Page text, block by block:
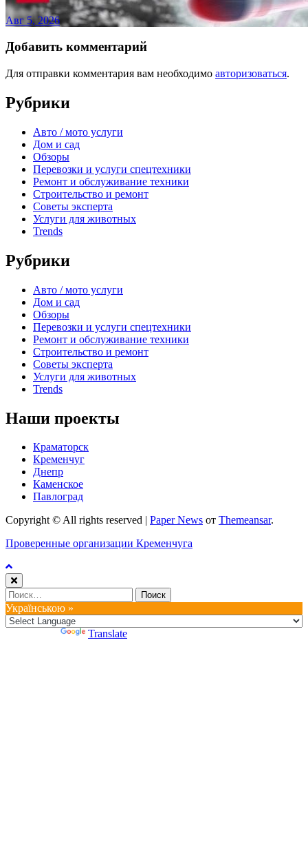
Авг 5, 2026
Добавить комментарий
Для отправки комментария вам необходимо авторизоваться.
Рубрики
Авто / мото услуги
Дом и сад
Обзоры
Перевозки и услуги спецтехники
Ремонт и обслуживание техники
Строительство и ремонт
Советы эксперта
Услуги для животных
Trends
Рубрики
Авто / мото услуги
Дом и сад
Обзоры
Перевозки и услуги спецтехники
Ремонт и обслуживание техники
Строительство и ремонт
Советы эксперта
Услуги для животных
Trends
Наши проекты
Краматорск
Кременчуг
Днепр
Каменское
Павлоград
Copyright © All rights reserved
Paper News от Themeansar.
Проверенные организации Кременчуга
Найти:
Українською »
Translate